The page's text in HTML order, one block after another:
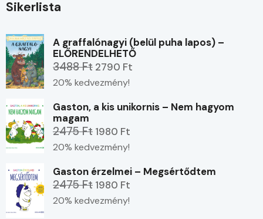
Sikerlista
A graffalónagyi (belül puha lapos) –
ELŐRENDELHETŐ
3488 Ft 2790 Ft
20% kedvezmény!
Gaston, a kis unikornis – Nem hagyom
magam
2475 Ft 1980 Ft
20% kedvezmény!
Gaston érzelmei – Megsértődtem
2475 Ft 1980 Ft
20% kedvezmény!